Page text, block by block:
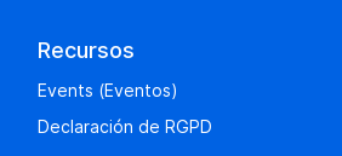
Recursos
Events (Eventos)
Declaración de RGPD